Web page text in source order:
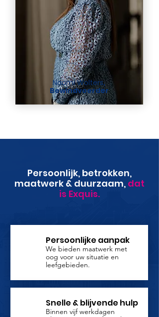
Naomi Wolters,
Bewindvoerder
Persoonlijk, betrokken,
maatwerk & duurzaam, dat
is Exquis.
Persoonlijke aanpak
We bieden maatwerk met
oog voor uw situatie en
leefgebieden.
Snelle & blijvende hulp
Binnen vijf werkdagen